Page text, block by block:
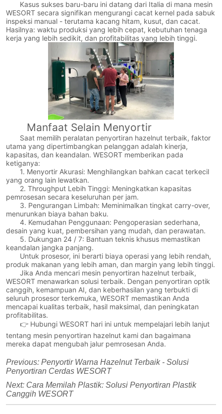
Kasus sukses baru-baru ini datang dari Italia di mana mesin
WESORT secara signifikan mengurangi cacat kernel pada sabuk
inspeksi manual - terutama kacang hitam, kusut, dan cacat.
Hasilnya: waktu produksi yang lebih cepat, kebutuhan tenaga
kerja yang lebih sedikit, dan profitabilitas yang lebih tinggi.
Manfaat Selain Menyortir
Saat memilih peralatan penyortiran hazelnut terbaik, faktor
utama yang dipertimbangkan pelanggan adalah kinerja,
kapasitas, dan keandalan. WESORT memberikan pada
ketiganya:
1. Menyortir Akurasi: Menghilangkan bahkan cacat terkecil
yang orang lain lewatkan.
2. Throughput Lebih Tinggi: Meningkatkan kapasitas
pemrosesan secara keseluruhan per jam.
3. Pengurangan Limbah: Meminimalkan tingkat carry-over,
menurunkan biaya bahan baku.
4. Kemudahan Penggunaan: Pengoperasian sederhana,
desain yang kuat, pembersihan yang mudah, dan perawatan.
5. Dukungan 24 / 7: Bantuan teknis khusus memastikan
keandalan jangka panjang.
Untuk prosesor, ini berarti biaya operasi yang lebih rendah,
produk makanan yang lebih aman, dan margin yang lebih tinggi.
Jika Anda mencari mesin penyortiran hazelnut terbaik,
WESORT menawarkan solusi terbaik. Dengan penyortiran optik
canggih, kemampuan AI, dan keberhasilan yang terbukti di
seluruh prosesor terkemuka, WESORT memastikan Anda
mencapai kualitas terbaik, hasil maksimal, dan peningkatan
profitabilitas.
👉 Hubungi WESORT hari ini untuk mempelajari lebih lanjut
tentang mesin penyortiran hazelnut kami dan bagaimana
mereka dapat mengubah jalur pemrosesan Anda.
Previous:Penyortir Warna Hazelnut Terbaik - Solusi
Penyortiran Cerdas WESORT
Next: Cara Memilah Plastik: Solusi Penyortiran Plastik
Canggih WESORT